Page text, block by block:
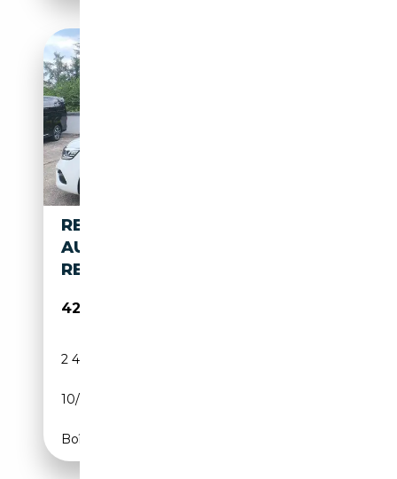
RENAULT KANGOO III TECHNO
AUTOMATIK*BEHINDERTENGE
RECHT*AKTIVFAHRER
42 950€
2 450 km
10/2023
Boîte automatique